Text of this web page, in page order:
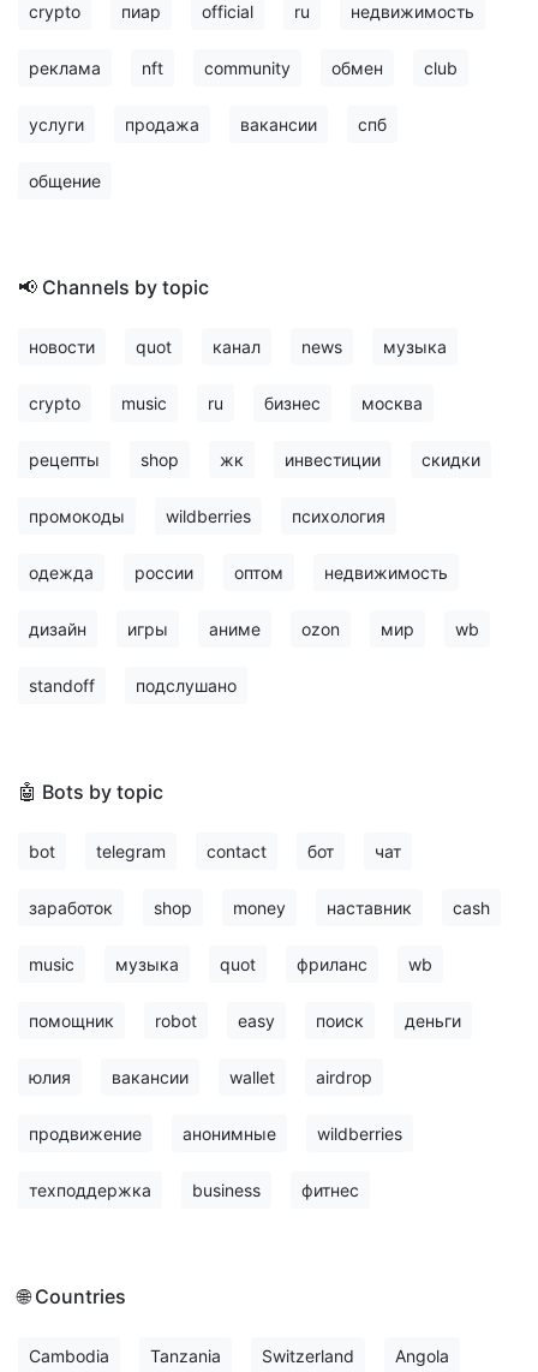
crypto пиар official ru недвижимость
реклама nft community обмен club
услуги продажа вакансии спб
общение
📢 Channels by topic
новости quot канал news музыка
crypto music ru бизнес москва
рецепты shop жк инвестиции скидки
промокоды wildberries психология
одежда россии оптом недвижимость
дизайн игры аниме ozon мир wb
standoff подслушано
🤖 Bots by topic
bot telegram contact бот чат
заработок shop money наставник cash
music музыка quot фриланс wb
помощник robot easy поиск деньги
юлия вакансии wallet airdrop
продвижение анонимные wildberries
техподдержка business фитнес
🌐 Countries
Cambodia Tanzania Switzerland Angola